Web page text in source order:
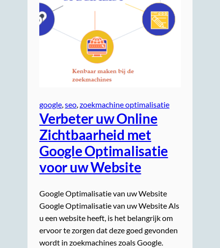
google, seo, zoekmachine optimalisatie
Verbeter uw Online
Zichtbaarheid met
Google Optimalisatie
voor uw Website
Google Optimalisatie van uw Website
Google Optimalisatie van uw Website Als
u een website heeft, is het belangrijk om
ervoor te zorgen dat deze goed gevonden
wordt in zoekmachines zoals Google.